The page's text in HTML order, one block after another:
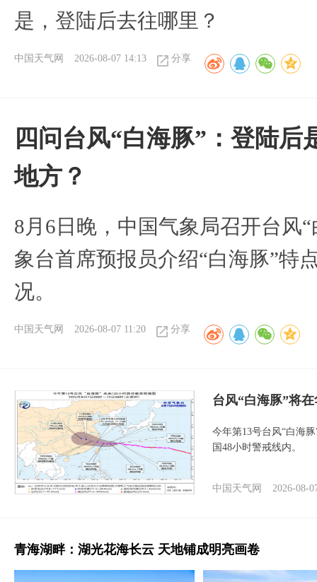
是，登陆后去往哪里？
中国天气网 2026-08-07 14:13 分享
四问台风“白海豚”：登陆
地方？
8月6日晚，中国气象局召开台风
象台首席预报员介绍“白海豚”特
况。
中国天气网 2026-08-07 11:20 分享
台风“白海豚”将
今年第13号台风“白海
国48小时警戒线内。
中国天气网 2026-08-
青海湖畔：湖光花海长云 天地铺成明亮画卷